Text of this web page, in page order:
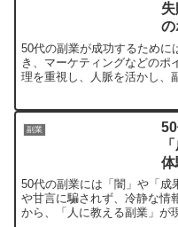
リンク先をクリックする
す。まともなものは一つ
下の画面右をご覧になる
服の販売サイト？でしょ
LINEも登録されている
でしょうか？心配です。
かまされて終わりです。
りますよね。
ノウハウは多少手にする
つかないのが現状です。
50代からの副業コンサ
の
50代の副業が成功するために
き、マーケティングなどのポ
理を重視し、人脈を活かし、
した人生を送るための手段の
副業
50代の副業には「闇」や「成
や甘言に騙されず、冷静な情
から、「人に教える副業」が